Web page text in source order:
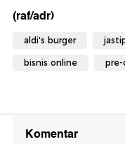
(raf/adr)
aldi's burger
bisnis online pre-
Komentar